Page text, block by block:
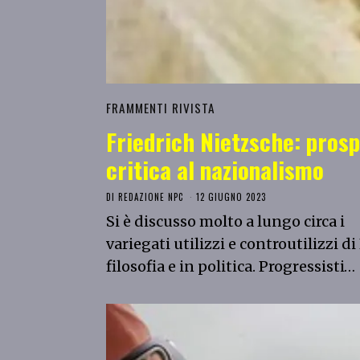
FRAMMENTI RIVISTA
Friedrich Nietzsche:
critica al nazionalismo
DI REDAZIONE NPC 12 GIUGNO 2023
Si è discusso molto a lungo circa i
variegati utilizzi e controutilizzi di
filosofia e in politica. Progressisti…